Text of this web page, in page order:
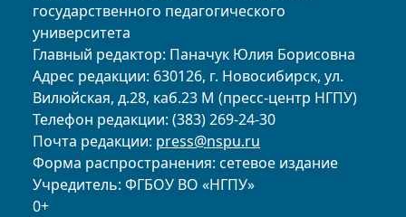
государственного педагогического
университета
Главный редактор: Паначук Юлия Борисовна
Адрес редакции: 630126, г. Новосибирск, ул.
Вилюйская, д.28, каб.23 М (пресс-центр НГПУ)
Телефон редакции: (383) 269-24-30
Почта редакции: press@nspu.ru
Форма распространения: сетевое издание
Учредитель: ФГБОУ ВО «НГПУ»
0+